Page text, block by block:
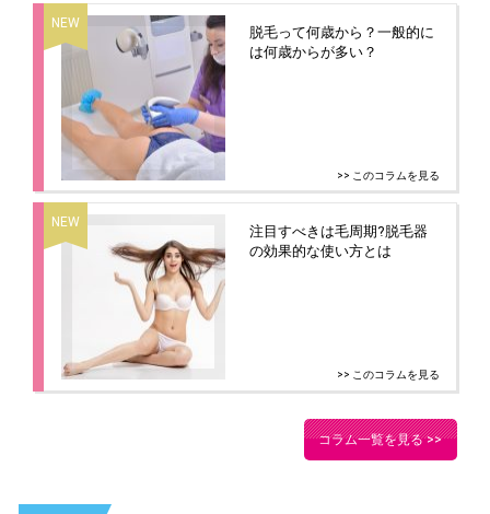
脱毛って何歳から？一般的に
は何歳からが多い？
>> このコラムを見る
注目すべきは毛周期?脱毛器
の効果的な使い方とは
>> このコラムを見る
コラム一覧を見る >>